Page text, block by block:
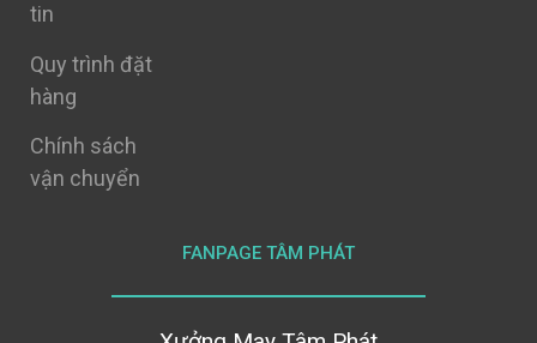
tin
Quy trình đặt
hàng
Chính sách
vận chuyển
FANPAGE TÂM PHÁT